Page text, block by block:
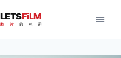
LETSFiLM
胶 片 的 味 道